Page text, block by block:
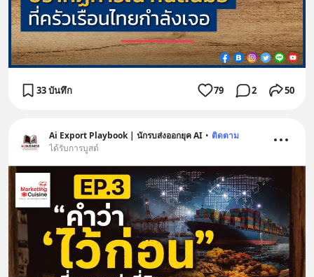
33 บันทึก 79 2 50
Ai Export Playbook | นักรบส่งออกยุค AI • ติดตาม
ได้รับการบูสต์